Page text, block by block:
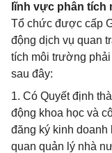
lĩnh vực phân tích
Tổ chức được cấp
động dịch vụ quan
tích môi trường
sau đây:
1. Có Quyết định
động khoa học và
đăng ký kinh
quan quản lý nhà